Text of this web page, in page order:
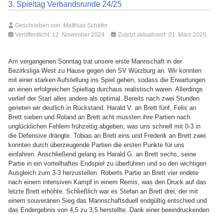
3. Spieltag Verbandsrunde 24/25
Geschrieben von: Matthias Schäfer
Veröffentlicht: 12. November 2024
Zuletzt aktualisiert: 01. März 2025
Am vergangenen Sonntag trat unsere erste Mannschaft in der
Bezirksliga West zu Hause gegen den SV Würzburg an. Wir konnten
mit einer starken Aufstellung ins Spiel gehen, sodass die Erwartungen
an einen erfolgreichen Spieltag durchaus realistisch waren. Allerdings
verlief der Start alles andere als optimal. Bereits nach zwei Stunden
gerieten wir deutlich in Rückstand. Harald V. an Brett fünf, Felix an
Brett sieben und Roland an Brett acht mussten ihre Partien nach
unglücklichen Fehlern frühzeitig abgeben, was uns schnell mit 0-3 in
die Defensive drängte. Tobias an Brett eins und Frederik an Brett zwei
konnten durch überzeugende Partien die ersten Punkte für uns
einfahren. Anschließend gelang es Harald G. an Brett sechs, seine
Partie in ein vorteilhaftes Endspiel zu überführen und so den wichtigen
Ausgleich zum 3-3 herzustellen. Roberts Partie an Brett vier endete
nach einem intensiven Kampf in einem Remis, was den Druck auf das
letzte Brett erhöhte. Schließlich war es Stefan an Brett drei, der mit
einem souveränen Sieg das Mannschaftsduell endgültig entschied und
das Endergebnis von 4,5 zu 3,5 herstellte. Dank einer beeindruckenden